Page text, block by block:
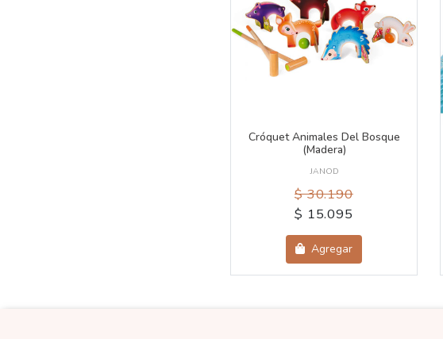
Cróquet Animales Del Bosque
(madera)
JANOD
$ 30.190
$ 15.095
Agregar